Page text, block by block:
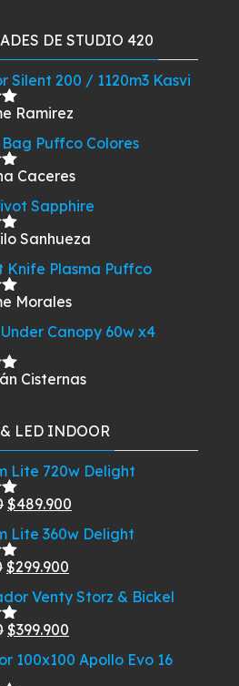
$28.910.
DE STUDIO 420
Silent 200 / 1120m3 Kasvi
Ramirez
Puffco Colores
Caceres
Sapphire
Sanhueza
Knife Plasma Puffco
Morales
Canopy 60w x4
Cisternas
LED INDOOR
Lite 720w Delight
El
precio
original
era:
$549.900.
$489.900
precio
actual
$489.900.
Lite 360w Delight
El
precio
original
era:
$349.900.
$299.900
precio
actual
es:
$299.900.
Venty Storz & Bickel
El
precio
$399.900
precio
actual
100x100 Apollo Evo 16